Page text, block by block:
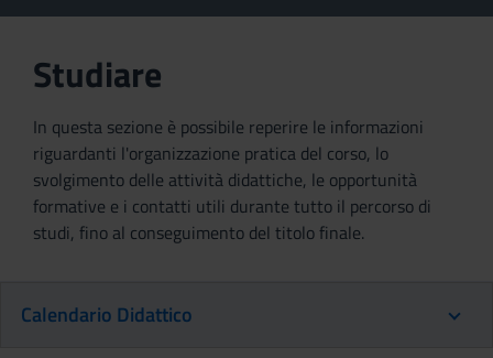
Studiare
In questa sezione è possibile reperire le informazioni
riguardanti l'organizzazione pratica del corso, lo
svolgimento delle attività didattiche, le opportunità
formative e i contatti utili durante tutto il percorso di
studi, fino al conseguimento del titolo finale.
Calendario Didattico